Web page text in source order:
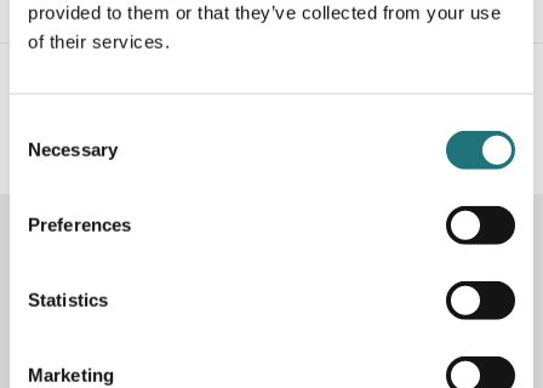
provided to them or that they’ve collected from your use
of their services.
Selection
Necessary
Preferences
Statistics
Marketing